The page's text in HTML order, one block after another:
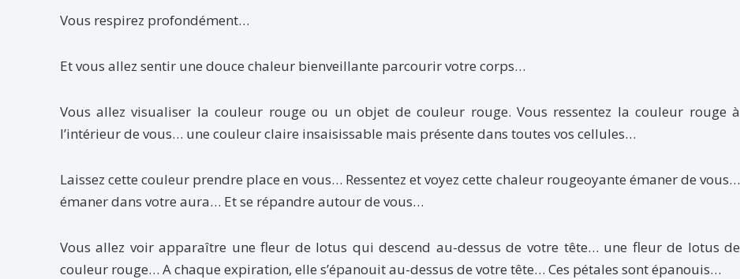
Vous respirez profondément…
Et vous allez sentir une douce chaleur bienveillante parcourir votre corps…
Vous allez visualiser la couleur rouge ou un objet de couleur rouge. Vous ressentez la couleur rouge à
l’intérieur de vous… une couleur claire insaisissable mais présente dans toutes vos cellules…
Laissez cette couleur prendre place en vous… Ressentez et voyez cette chaleur rougeoyante émaner de vous…
émaner dans votre aura… Et se répandre autour de vous…
Vous allez voir apparaître une fleur de lotus qui descend au-dessus de votre tête… une fleur de lotus de
couleur rouge… A chaque expiration, elle s’épanouit au-dessus de votre tête… Ces pétales sont épanouis…